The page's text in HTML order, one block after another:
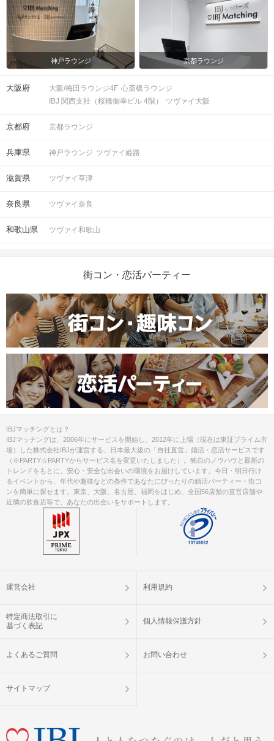
注意事項
定。
パスポートなど）
お食事
飲み物
ソフトドリンク付き
服装 清潔感のある服装でお越しください。
注意事項
＜QRコード受付について＞
・受付前に以下①②をご対応のうえ、
ご来場ください。
完了していない場合は、ご参加いた
ン
②本人確認書類の事前アップロード
キャンセル
について
ご予約手続き完了後、お客様都合によ
りキャンセルされた場合、参加費と同
額のキャンセル料が発生します。
掲載開始日：2025/9/26
神戸ラウンジ 京都ラウンジ
大阪府 大阪/梅田ラウンジ4F 心斎橋ラウンジ
IBJ 関西支社（桜橋御幸ビル 4階）
ツヴァイ大阪
京都府 京都ラウンジ
兵庫県 神戸ラウンジ ツヴァイ姫路
滋賀県 ツヴァイ草津
奈良県 ツヴァイ奈良
和歌山県 ツヴァイ和歌山
街コン・恋活パーティー
IBJマッチングとは？
IBJマッチングは、2006年にサービスを開始し、2012年に上場（現在は東証プライム市
場）した株式会社IBJが運営する、日本最大級の「自社直営」婚活・恋活サービスです
（※PARTY☆PARTYからサービス名を変更いたしました）。独自のノウハウと最新の
トレンドをもとに、安心・安全な出会いの環境をお届けしています。今日・明日行け
るイベントから、年代や趣味などの条件であなたにぴったりの婚活パーティー・街コ
ンを簡単に探せます。東京、大阪、名古屋、福岡をはじめ、全国56店舗の直営店舗や
近隣の飲食店等で、あなたの出会いをサポートします。
運営会社 利用規約
特定商法取引に
基づく表記
個人情報保護方針
よくあるご質問 お問い合わせ
サイトマップ